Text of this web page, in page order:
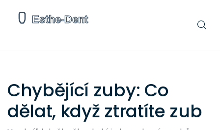
Chybějící zuby: Co
dělat, když ztratíte zub